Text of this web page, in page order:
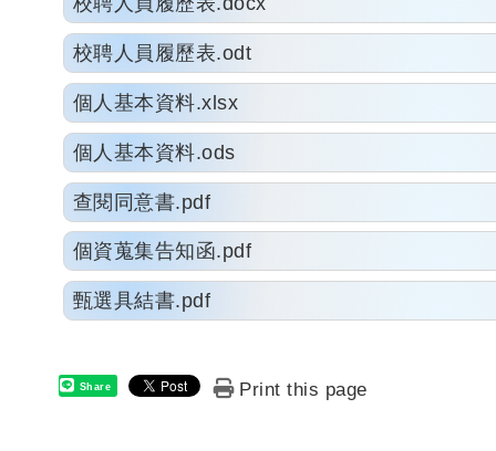
校聘人員履歷表.odt
個人基本資料.xlsx
個人基本資料.ods
查閱同意書.pdf
個資蒐集告知函.pdf
甄選具結書.pdf
Share Print this page